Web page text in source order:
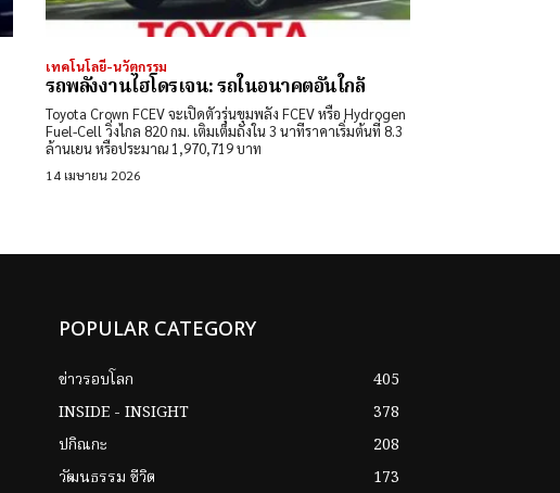
เทคโนโลยี-นวัตกรรม
รถพลังงานไฮโดรเจน: รถในอนาคตอันใกล้
Toyota Crown FCEV จะเปิดตัวรุ่นขุมพลัง FCEV หรือ Hydrogen
Fuel-Cell วิ่งไกล 820 กม. เติมเต็มถังใน 3 นาทีราคาเริ่มต้นที่ 8.3
ล้านเยน หรือประมาณ 1,970,719 บาท
14 เมษายน 2026
POPULAR CATEGORY
ข่าวรอบโลก
405
INSIDE - INSIGHT
378
ปกิณกะ
208
วัฒนธรรม ชีวิต
173